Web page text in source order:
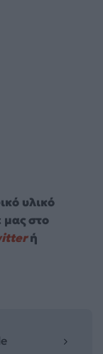
υλικό
μας στο
ή